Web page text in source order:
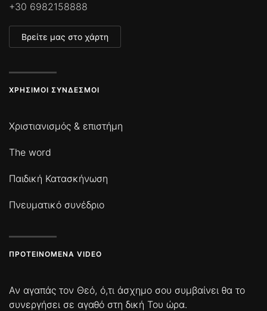
+30 6982158888
Βρείτε μας στο χάρτη
ΧΡΉΣΙΜΟΙ ΣΎΝΔΕΣΜΟΙ
Χριστιανισμός & επιστήμη
The word
Παιδική Κατασκήνωση
Πνευματικό συνέδριο
ΠΡΟΤΕΙΝΌΜΕΝΑ VIDEO
Αν αγαπάς τον Θεό, ό,τι άσχημο σου συμβαίνει θα το
συνεργήσει σε αγαθό στη δική Του ώρα.